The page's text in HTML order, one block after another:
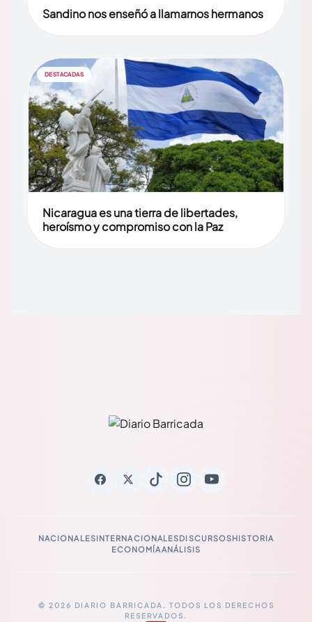
Sandino nos enseñó a llamarnos hermanos
DESTACADAS
Nicaragua es una tierra de libertades,
heroísmo y compromiso con la Paz
NACIONALESINTERNACIONALESDISCURSOSHISTORIA
ECONOMÍAANÁLISIS
© 2026 DIARIO BARRICADA. TODOS LOS DERECHOS
RESERVADOS.